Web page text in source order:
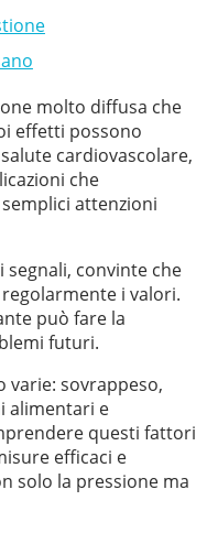
molto diffusa che
effetti possono
cardiovascolare,
che
attenzioni
convinte che
i valori.
può fare la
futuri.
varie: sovrappeso,
alimentari e
questi fattori
efficaci e
solo la pressione ma